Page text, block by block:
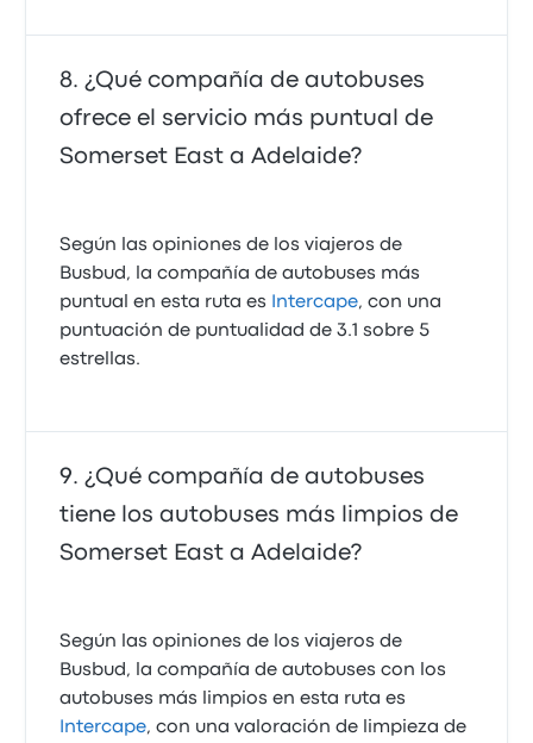
¿Qué compañía de autobuses
ofrece el servicio más puntual de
Somerset East a Adelaide?
Según las opiniones de los viajeros de
Busbud, la compañía de autobuses más
puntual en esta ruta es
Intercape, con una
puntuación de puntualidad de 3.1 sobre 5
estrellas.
¿Qué compañía de autobuses
tiene los autobuses más limpios de
Somerset East a Adelaide?
Según las opiniones de los viajeros de
Busbud, la compañía de autobuses con los
autobuses más limpios en esta ruta es
Intercape, con una valoración de limpieza de